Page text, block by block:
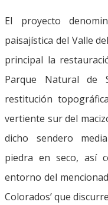
El proyecto
paisajística del Valle
principal la
Parque Natural de
restitución
vertiente sur del
dicho sendero
piedra en seco, así
entorno del
Colorados’ que